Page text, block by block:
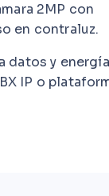
2MP con
en contraluz.
datos y
IP o